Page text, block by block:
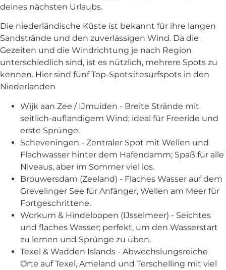
deines nächsten Urlaubs.
Die niederländische Küste ist bekannt für ihre langen
Sandstrände und den zuverlässigen Wind. Da die
Gezeiten und die Windrichtung je nach Region
unterschiedlich sind, ist es nützlich, mehrere Spots zu
kennen. Hier sind fünf Top-Spots:itesurfspots in den
Niederlanden
Wijk aan Zee / IJmuiden - Breite Strände mit
seitlich-auflandigem Wind; ideal für Freeride und
erste Sprünge.
Scheveningen - Zentraler Spot mit Wellen und
Flachwasser hinter dem Hafendamm; Spaß für alle
Niveaus, aber im Sommer viel los.
Brouwersdam (Zeeland) - Flaches Wasser auf dem
Grevelinger See für Anfänger, Wellen am Meer für
Fortgeschrittene.
Workum & Hindeloopen (IJsselmeer) - Seichtes
und flaches Wasser; perfekt, um den Wasserstart
zu lernen und Sprünge zu üben.
Texel & Wadden Islands - Abwechslungsreiche
Orte auf Texel, Ameland und Terschelling mit viel